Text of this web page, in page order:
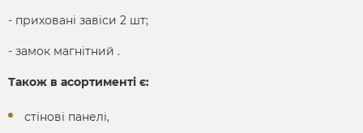
- приховані завіси 2 шт;
- замок магнітний .
Також в асортименті є:
стінові панелі,